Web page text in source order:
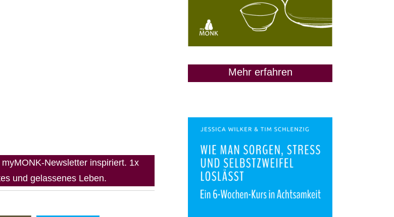
Newsletter inspiriert. 1x
und gelassenes Leben.
Mehr erfahren